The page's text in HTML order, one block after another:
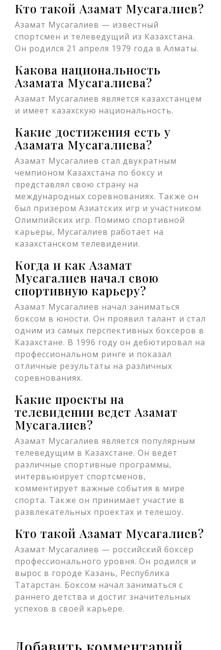
Кто такой Азамат Мусагалиев?
Азамат Мусагалиев — известный
спортсмен и телеведущий из Казахстана.
Он родился 21 апреля 1979 года в Алматы.
Какова национальность
Азамата Мусагалиева?
Азамат Мусагалиев является казахстанцем
и имеет казахскую национальность.
Какие достижения есть у
Азамата Мусагалиева?
Азамат Мусагалиев стал двукратным
чемпионом Казахстана по боксу и
представлял свою страну на
международных соревнованиях. Также он
был призером Азиатских игр и участником
Олимпийских игр. Помимо спортивной
карьеры, Мусагалиев работает на
казахстанском телевидении.
Когда и как Азамат
Мусагалиев начал свою
спортивную карьеру?
Азамат Мусагалиев начал заниматься
боксом в юности. Он проявил талант и стал
одним из самых перспективных боксеров в
Казахстане. В 1996 году он дебютировал на
профессиональном ринге и показал
отличные результаты на различных
соревнованиях.
Какие проекты на
телевидении ведет Азамат
Мусагалиев?
Азамат Мусагалиев является популярным
телеведущим в Казахстане. Он ведет
различные спортивные программы,
интервьюирует спортсменов,
комментирует важные события в мире
спорта. Также он принимает участие в
развлекательных проектах и телешоу.
Кто такой Азамат Мусагалиев?
Азамат Мусагалиев — российский боксёр
профессионального уровня. Он родился и
вырос в городе Казань, Республика
Татарстан. Боксом начал заниматься с
раннего детства и достиг значительных
успехов в своей карьере.
Добавить комментарий